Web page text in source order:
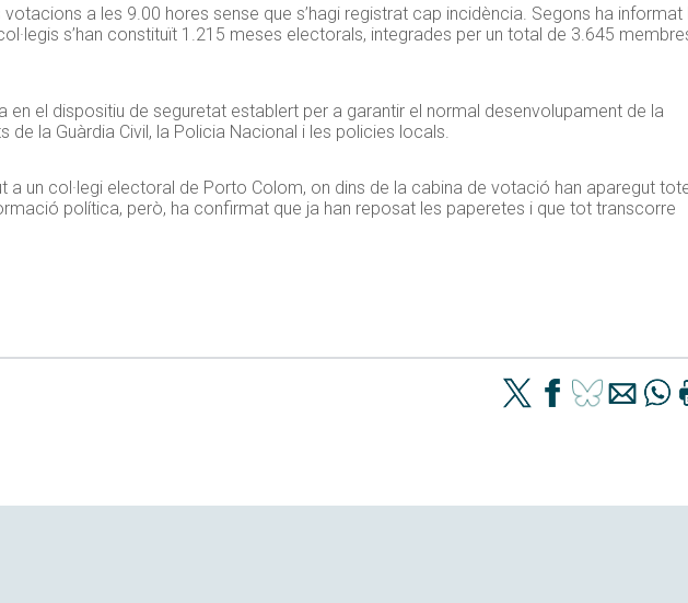
a les 9.00 hores sense que s’hagi registrat cap incidència. Segons ha informat
s’han constituït 1.215 meses electorals, integrades per un total de 3.645
el dispositiu de seguretat establert per a garantir el normal desenvolupament de la
la Guàrdia Civil, la Policia Nacional i les policies locals.
a un col·legi electoral de Porto Colom, on dins de la cabina de votació han aparegut
política, però, ha confirmat que ja han reposat les paperetes i que tot transcorre